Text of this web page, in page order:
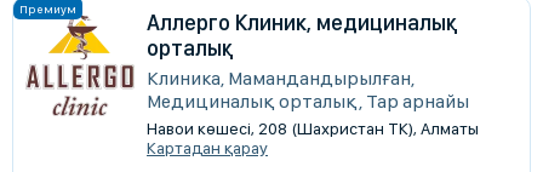
Аллерго Клиник, медициналық
орталық
Клиника, Мамандандырылған,
Медициналық орталық, Тар арнайы
Навои көшесі, 208 (Шахристан ТК), Алматы
Картадан қарау